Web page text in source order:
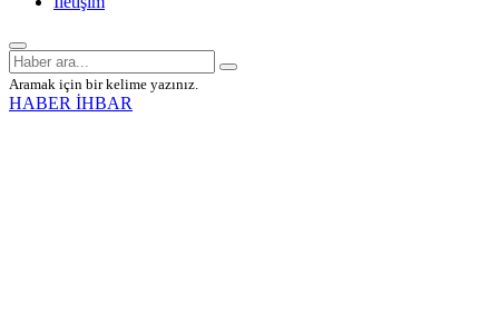
Aramak için bir kelime yazınız.
HABER İHBAR